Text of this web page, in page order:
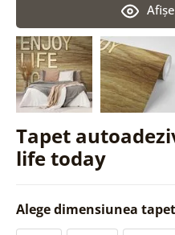
Tapet
life today
Alege dimensiunea